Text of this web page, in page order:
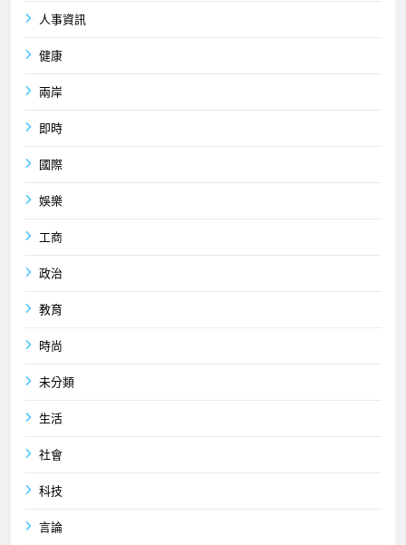
人事資訊
健康
兩岸
即時
國際
娛樂
工商
政治
教育
時尚
未分類
生活
社會
科技
言論